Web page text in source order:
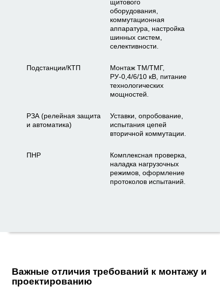
щитового
оборудования,
коммутационная
аппаратура, настройка
шинных систем,
селективности.
Подстанции/КТП
Монтаж ТМ/ТМГ,
РУ-0,4/6/10 кВ, питание
технологических
мощностей.
РЗА (релейная защита
и автоматика)
Уставки, опробование,
испытания цепей
вторичной коммутации.
ПНР
Комплексная проверка,
наладка нагрузочных
режимов, оформление
протоколов испытаний.
Важные отличия требований к монтажу и
проектированию